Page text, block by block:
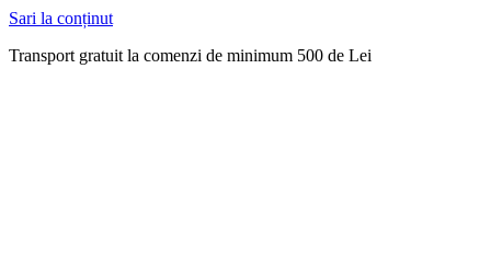
Sari la conținut
Transport gratuit la comenzi de minimum 500 de Lei